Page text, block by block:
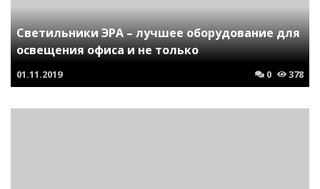
Светильники ЭРА – лучшее оборудование для
освещения офиса и не только
01.11.2019 0 378